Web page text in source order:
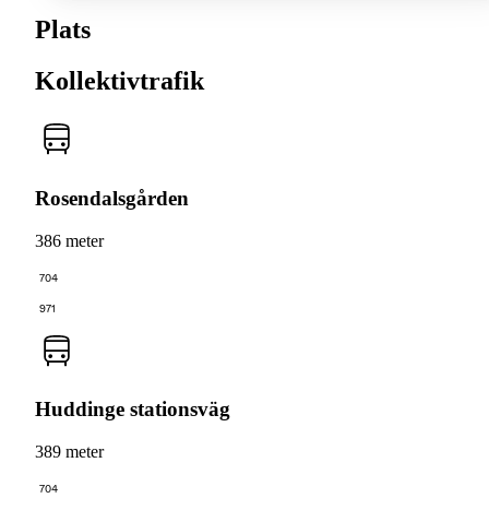
Plats
Kollektivtrafik
Rosendalsgården
386 meter
704
971
Huddinge stationsväg
389 meter
704